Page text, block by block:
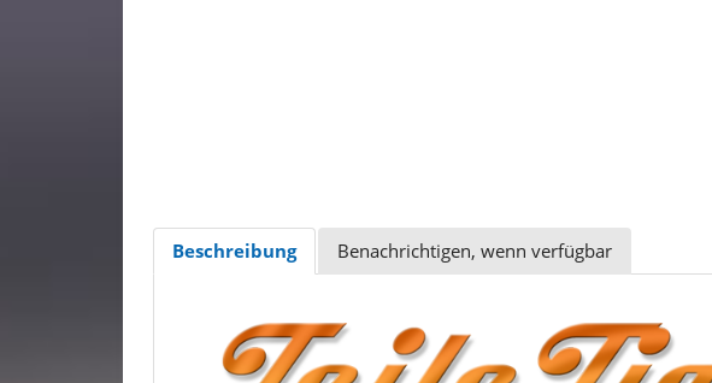
Beschreibung Benachrichtigen, wenn verfügbar